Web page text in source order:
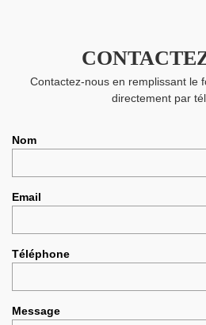
Contactez-nous en remplissant le
directement par
Nom
Email
Téléphone
Message